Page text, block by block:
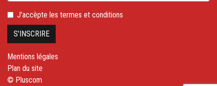
J'accèpte les termes et conditions
Mentions légales
Plan du site
© Pluscom